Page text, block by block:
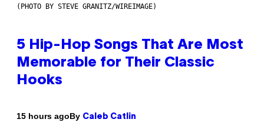
(PHOTO BY STEVE GRANITZ/WIREIMAGE)
5 Hip-Hop Songs That Are Most
Memorable for Their Classic
Hooks
15 hours agoBy Caleb Catlin